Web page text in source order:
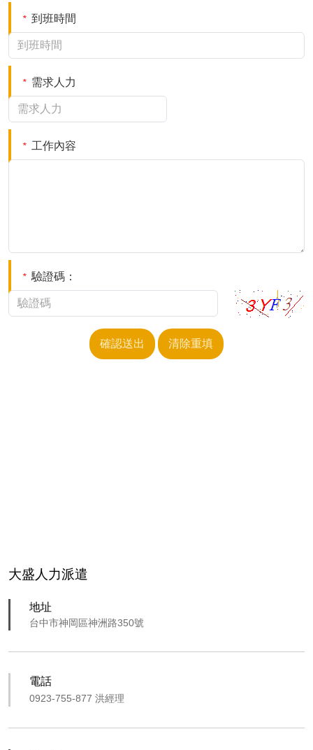
* 到班時間
* 需求人力
* 工作內容
* 驗證碼：
大盛人力派遣
地址
台中市神岡區神洲路350號
電話
0923-755-877 洪經理